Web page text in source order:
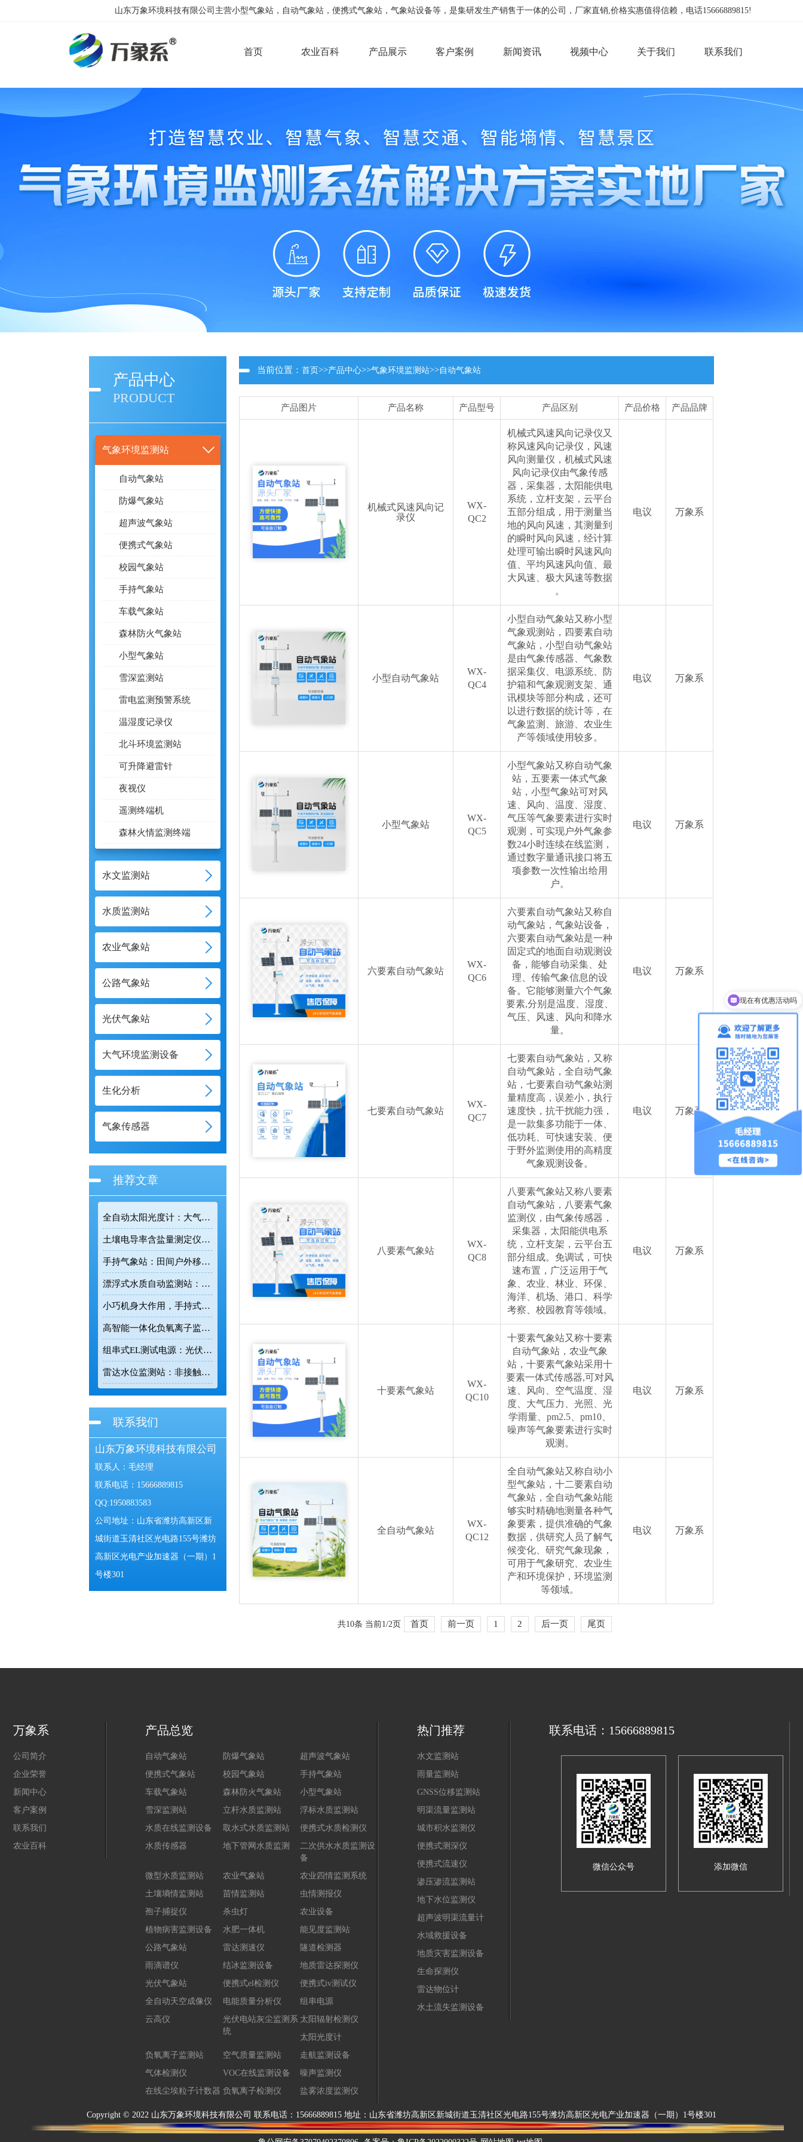
山东万象环境科技有限公司主营小型气象站，自动气象站，便携式气象站，气象站设备等，是集研发生产销售于一体的公司，厂家直销,价格实惠值得信赖，电话15666889815!
首页 农业百科 产品展示 客户案例 新闻资讯 视频中心 关于我们 联系我们
产品中心
PRODUCT
气象环境监测站
自动气象站
防爆气象站
超声波气象站
便携式气象站
校园气象站
手持气象站
车载气象站
森林防火气象站
小型气象站
雪深监测站
雷电监测预警系统
温湿度记录仪
北斗环境监测站
可升降避雷针
夜视仪
遥测终端机
森林火情监测终端
水文监测站
水质监测站
农业气象站
公路气象站
光伏气象站
大气环境监测设备
生化分析
气象传感器
推荐文章
全自动太阳光度计：大气环境观测工作中的专业智能监测设备
土壤电导率含盐量测定仪：科学改良盐碱地的田间检测利器
手持气象站：田间户外移动式气象监测的智能便携装备
漂浮式水质自动监测站：漂浮式监测让水质变化有据可查
小巧机身大作用，手持式电波流速仪让河道流速监测精准可控
高智能一体化负氧离子监测站：全天候捕捉负氧离子动态
组串式EL测试电源：光伏组件隐形缺陷检测专用设备
雷达水位监测站：非接触式智能水文监测防汛设备
联系我们
山东万象环境科技有限公司
联系人：毛经理
联系电话：15666889815
QQ:1950883583
公司地址：山东省潍坊高新区新
城街道玉清社区光电路155号潍坊
高新区光电产业加速器（一期）1
号楼301
当前位置：首页>>产品中心>>气象环境监测站>>自动气象站
产品图片 产品名称 产品型号 产品区别 产品价格 产品品牌
机械式风速风向记
录仪
WX-
QC2
机械式风速风向记录仪又
称风速风向记录仪，风速
风向测量仪，机械式风速
风向记录仪由气象传感
器，采集器，太阳能供电
系统，立杆支架，云平台
五部分组成，用于测量当
地的风向风速，其测量到
的瞬时风向风速，经计算
处理可输出瞬时风速风向
值、平均风速风向值、最
大风速、极大风速等数据
。
电议 万象系
小型自动气象站
WX-
QC4
小型自动气象站又称小型
气象观测站，四要素自动
气象站，小型自动气象站
是由气象传感器、气象数
据采集仪、电源系统、防
护箱和气象观测支架、通
讯模块等部分构成，还可
以进行数据的统计等，在
气象监测、旅游、农业生
产等领域使用较多。
电议 万象系
小型气象站
WX-
QC5
小型气象站又称自动气象
站，五要素一体式气象
站，小型气象站可对风
速、风向、温度、湿度、
气压等气象要素进行实时
观测，可实现户外气象参
数24小时连续在线监测，
通过数字量通讯接口将五
项参数一次性输出给用
户。
电议 万象系
六要素自动气象站
WX-
QC6
六要素自动气象站又称自
动气象站，气象站设备，
六要素自动气象站是一种
固定式的地面自动观测设
备，能够自动采集、处
理、传输气象信息的设
备。它能够测量六个气象
要素,分别是温度、湿度、
气压、风速、风向和降水
量。
电议 万象系
七要素自动气象站
WX-
QC7
七要素自动气象站，又称
自动气象站，全自动气象
站，七要素自动气象站测
量精度高，误差小，执行
速度快，抗干扰能力强，
是一款集多功能于一体、
低功耗、可快速安装、便
于野外监测使用的高精度
气象观测设备。
电议 万象系
八要素气象站
WX-
QC8
八要素气象站又称八要素
自动气象站，八要素气象
监测仪，由气象传感器，
采集器，太阳能供电系
统，立杆支架，云平台五
部分组成。免调试，可快
速布置，广泛运用于气
象、农业、林业、环保、
海洋、机场、港口、科学
考察、校园教育等领域。
电议 万象系
十要素气象站
WX-
QC10
十要素气象站又称十要素
自动气象站，农业气象
站，十要素气象站采用十
要素一体式传感器,可对风
速、风向、空气温度、湿
度、大气压力、光照、光
学雨量、pm2.5、pm10、
噪声等气象要素进行实时
观测。
电议 万象系
全自动气象站
WX-
QC12
全自动气象站又称自动小
型气象站，十二要素自动
气象站，全自动气象站能
够实时精确地测量各种气
象要素，提供准确的气象
数据，供研究人员了解气
候变化、研究气象现象，
可用于气象研究、农业生
产和环境保护，环境监测
等领域。
电议 万象系
共10条 当前1/2页 首页 前一页 1 2 后一页 尾页
万象系
公司简介
企业荣誉
新闻中心
客户案例
联系我们
农业百科
产品总览
自动气象站 防爆气象站
超声波气象站
便携式气象站
校园气象站
手持气象站
车载气象站
森林防火气象站
小型气象站
雪深监测站
立杆水质监测站
浮标水质监测站
水质在线监测设备
取水式水质监测站
便携式水质检测仪
水质传感器
地下管网水质监测
二次供水水质监测设
备
微型水质监测站
农业气象站
农业四情监测系统
土壤墒情监测站
苗情监测站
虫情测报仪
孢子捕捉仪
杀虫灯
农业设备
植物病害监测设备
水肥一体机
能见度监测站
公路气象站
雷达测速仪
隧道检测器
雨滴谱仪
结冰监测设备
地质雷达探测仪
光伏气象站
便携式el检测仪
便携式iv测试仪
全自动天空成像仪
电能质量分析仪
组串电源
云高仪
光伏电站灰尘监测系
统
太阳辐射检测仪
太阳光度计
负氧离子监测站
空气质量监测站
走航监测设备
气体检测仪
VOC在线监测设备
噪声监测仪
在线尘埃粒子计数器 负氧离子检测仪 盐雾浓度监测仪
热门推荐
水文监测站
雨量监测站
GNSS位移监测站
明渠流量监测站
城市积水监测仪
便携式测深仪
便携式流速仪
渗压渗流监测站
地下水位监测仪
超声波明渠流量计
水域救援设备
地质灾害监测设备
生命探测仪
雷达物位计
水土流失监测设备
联系电话：15666889815
添加微信
微信公众号
Copyright © 2022 山东万象环境科技有限公司 联系电话：15666889815 地址：山东省潍坊高新区新城街道玉清社区光电路155号潍坊高新区光电产业加速器（一期）1号楼301
可以介绍下你们的产品么